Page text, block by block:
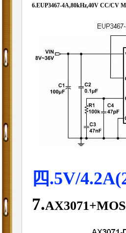
6.EUP3467-4A,80kHz,40V CC/CV
四.5V/
7.AX3071+MOS